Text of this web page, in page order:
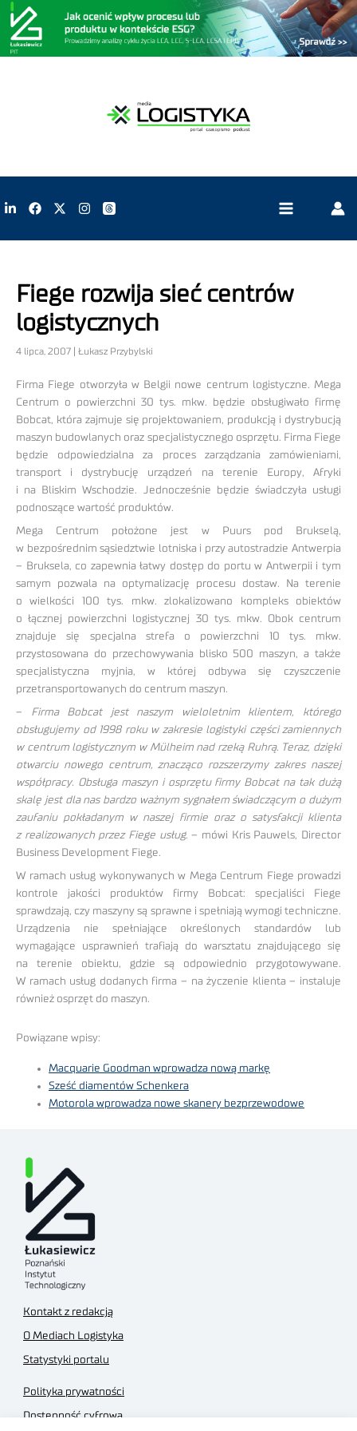
Fiege rozwija sieć centrów
logistycznych
4 lipca, 2007 | Łukasz Przybylski
Firma Fiege otworzyła w Belgii nowe centrum logistyczne. Mega
Centrum o powierzchni 30 tys. mkw. będzie obsługiwało firmę
Bobcat, która zajmuje się projektowaniem, produkcją i dystrybucją
maszyn budowlanych oraz specjalistycznego osprzętu. Firma Fiege
będzie odpowiedzialna za proces zarządzania zamówieniami,
transport i dystrybucję urządzeń na terenie Europy, Afryki
i na Bliskim Wschodzie. Jednocześnie będzie świadczyła usługi
podnoszące wartość produktów.
Mega Centrum położone jest w Puurs pod Brukselą,
w bezpośrednim sąsiedztwie lotniska i przy autostradzie Antwerpia
– Bruksela, co zapewnia łatwy dostęp do portu w Antwerpii i tym
samym pozwala na optymalizację procesu dostaw. Na terenie
o wielkości 100 tys. mkw. zlokalizowano kompleks obiektów
o łącznej powierzchni logistycznej 30 tys. mkw. Obok centrum
znajduje się specjalna strefa o powierzchni 10 tys. mkw.
przystosowana do przechowywania blisko 500 maszyn, a także
specjalistyczna myjnia, w której odbywa się czyszczenie
przetransportowanych do centrum maszyn.
–
Firma Bobcat jest naszym wieloletnim klientem, którego
obsługujemy od 1998 roku w zakresie logistyki części zamiennych
w centrum logistycznym w Mülheim nad rzeką Ruhrą. Teraz, dzięki
otwarciu nowego centrum, znacząco rozszerzymy zakres naszej
współpracy. Obsługa maszyn i osprzętu firmy Bobcat na tak dużą
skalę jest dla nas bardzo ważnym sygnałem świadczącym o dużym
zaufaniu pokładanym w naszej firmie oraz o satysfakcji klienta
z realizowanych przez Fiege usług. – mówi Kris Pauwels, Director
Business Development Fiege.
W ramach usług wykonywanych w Mega Centrum Fiege prowadzi
kontrole jakości produktów firmy Bobcat: specjaliści Fiege
sprawdzają, czy maszyny są sprawne i spełniają wymogi techniczne.
Urządzenia nie spełniające określonych standardów lub
wymagające usprawnień trafiają do warsztatu znajdującego się
na terenie obiektu, gdzie są odpowiednio przygotowywane.
W ramach usług dodanych firma – na życzenie klienta – instaluje
również osprzęt do maszyn.
Powiązane wpisy:
Macquarie Goodman wprowadza nową markę
Sześć diamentów Schenkera
Motorola wprowadza nowe skanery bezprzewodowe
Kontakt z redakcją
O Mediach Logistyka
Statystyki portalu
Polityka prywatności
Dostępność cyfrowa